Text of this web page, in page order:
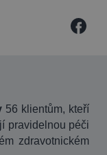
56 klientům, kteří
pravidelnou péči
zdravotnickém